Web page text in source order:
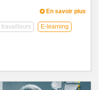
En savoir plus
E-learning